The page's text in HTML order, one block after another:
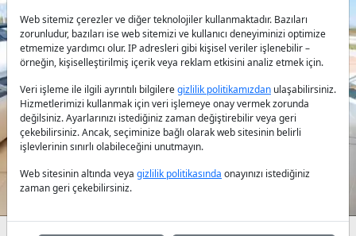
Previous Next
Web sitemiz çerezler ve diğer teknolojiler kullanmaktadır. Bazıları
zorunludur, bazıları ise web sitemizi ve kullanıcı deneyiminizi optimize
etmemize yardımcı olur. IP adresleri gibi kişisel veriler işlenebilir –
örneğin, kişiselleştirilmiş içerik veya reklam etkisini analiz etmek için.
Veri işleme ile ilgili ayrıntılı bilgileregizlilik politikamızdan ulaşabilirsiniz.
Hizmetlerimizi kullanmak için veri işlemeye onay vermek zorunda
değilsiniz. Ayarlarınızı istediğiniz zaman değiştirebilir veya geri
çekebilirsiniz. Ancak, seçiminize bağlı olarak web sitesinin belirli
işlevlerinin sınırlı olabileceğini unutmayın.
Web sitesinin altında veya gizlilik politikasında onayınızı istediğiniz
zaman geri çekebilirsiniz.